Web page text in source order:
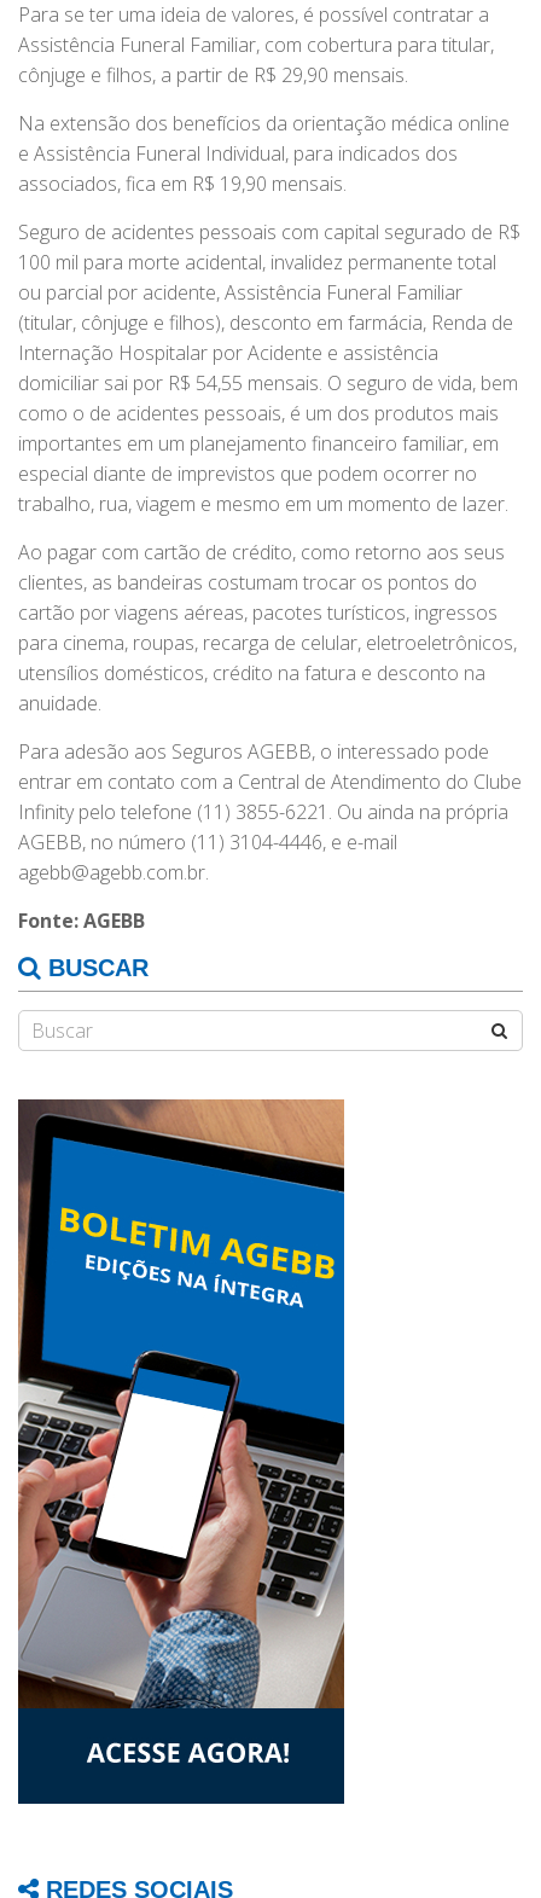
Para se ter uma ideia de valores, é possível contratar a
Assistência Funeral Familiar, com cobertura para titular,
cônjuge e filhos, a partir de R$ 29,90 mensais.
Na extensão dos benefícios da orientação médica online
e Assistência Funeral Individual, para indicados dos
associados, fica em R$ 19,90 mensais.
Seguro de acidentes pessoais com capital segurado de R$
100 mil para morte acidental, invalidez permanente total
ou parcial por acidente, Assistência Funeral Familiar
(titular, cônjuge e filhos), desconto em farmácia, Renda de
Internação Hospitalar por Acidente e assistência
domiciliar sai por R$ 54,55 mensais. O seguro de vida, bem
como o de acidentes pessoais, é um dos produtos mais
importantes em um planejamento financeiro familiar, em
especial diante de imprevistos que podem ocorrer no
trabalho, rua, viagem e mesmo em um momento de lazer.
Ao pagar com cartão de crédito, como retorno aos seus
clientes, as bandeiras costumam trocar os pontos do
cartão por viagens aéreas, pacotes turísticos, ingressos
para cinema, roupas, recarga de celular, eletroeletrônicos,
utensílios domésticos, crédito na fatura e desconto na
anuidade.
Para adesão aos Seguros AGEBB, o interessado pode
entrar em contato com a Central de Atendimento do Clube
Infinity pelo telefone (11) 3855-6221. Ou ainda na própria
AGEBB, no número (11) 3104-4446, e e-mail
agebb@agebb.com.br.
Fonte: AGEBB
BUSCAR
REDES SOCIAIS